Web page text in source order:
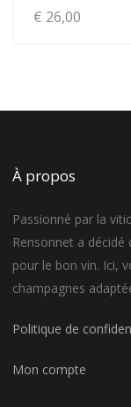
€ 26,00
À propos
Passionné par la
Rensonnet a
pour le bon vin. Ici,
champagnes
Politique de
Mon compte